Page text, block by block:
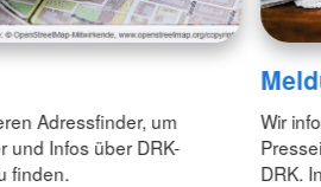
Adressfinder, um
und Infos über DRK-
finden.
Wir
DRK.